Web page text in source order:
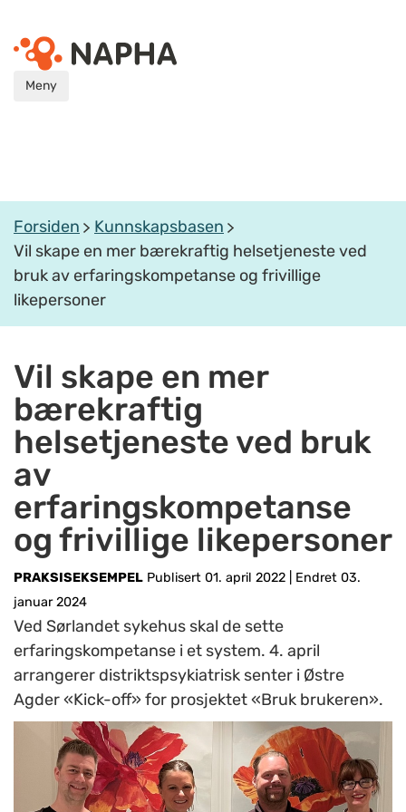
Meny
Forsiden
Kunnskapsbasen
Vil skape en mer bærekraftig helsetjeneste ved
bruk av erfaringskompetanse og frivillige
likepersoner
Vil skape en mer
bærekraftig
helsetjeneste ved bruk
av
erfaringskompetanse
og frivillige likepersoner
PRAKSISEKSEMPEL Publisert 01. april 2022
Endret 03.
januar 2024
Ved Sørlandet sykehus skal de sette
erfaringskompetanse i et system. 4. april
arrangerer distriktspsykiatrisk senter i Østre
Agder «Kick-off» for prosjektet «Bruk brukeren».